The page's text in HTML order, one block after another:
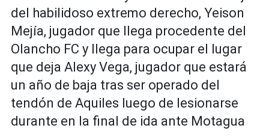
del habilidoso extremo derecho, Yeison
Mejía, jugador que llega procedente del
Olancho FC y llega para ocupar el lugar
que deja Alexy Vega, jugador que estará
un año de baja tras ser operado del
tendón de Aquiles luego de lesionarse
durante en la final de ida ante Motagua